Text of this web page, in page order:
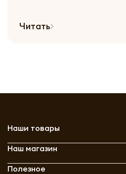
Читать
Наши товары
Наш магазин
Полезное